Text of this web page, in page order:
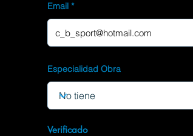
Email
Especialidad Obra
Verificado